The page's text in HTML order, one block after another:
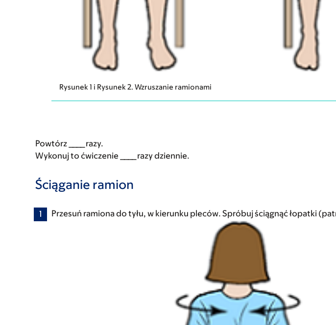
Rysunek 1 i Rysunek 2. Wzruszanie ramionami
Powtórz ____ razy.
Wykonuj to ćwiczenie ____ razy dziennie.
Ściąganie ramion
Przesuń ramiona do tyłu, w kierunku pleców. Spróbuj ściągnąć łopatki